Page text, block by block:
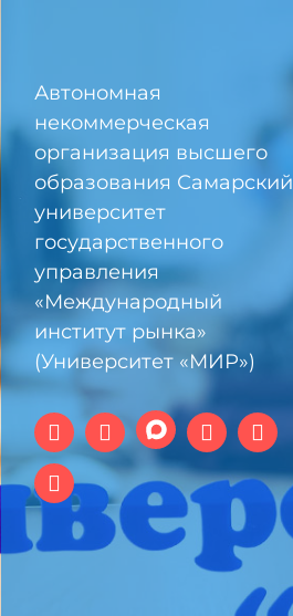
Автономная
некоммерческая
организация высшего
образования Самарский
университет
государственного
управления
«Международный
институт рынка»
(Университет «МИР»)